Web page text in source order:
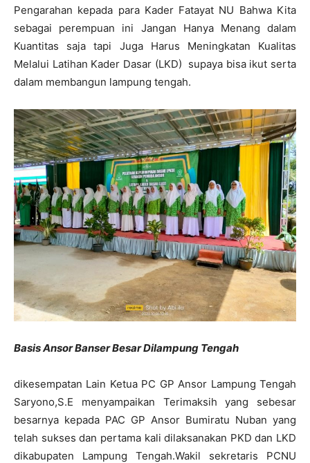
Pengarahan kepada para Kader Fatayat NU Bahwa Kita
sebagai perempuan ini Jangan Hanya Menang dalam
Kuantitas saja tapi Juga Harus Meningkatan Kualitas
Melalui Latihan Kader Dasar (LKD) supaya bisa ikut serta
dalam membangun lampung tengah.
Basis Ansor Banser Besar Dilampung Tengah
dikesempatan Lain Ketua PC GP Ansor Lampung Tengah
Saryono,S.E menyampaikan Terimaksih yang sebesar
besarnya kepada PAC GP Ansor Bumiratu Nuban yang
telah sukses dan pertama kali dilaksanakan PKD dan LKD
dikabupaten Lampung Tengah.Wakil sekretaris PCNU